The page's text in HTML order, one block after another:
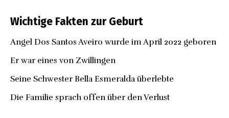
Wichtige Fakten zur Geburt
Angel Dos Santos Aveiro wurde im April 2022 geboren
Er war eines von Zwillingen
Seine Schwester Bella Esmeralda überlebte
Die Familie sprach offen über den Verlust